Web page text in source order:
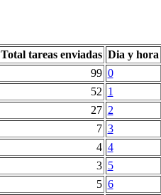
Total tareas enviadas Dia y hora
99 0
52 1
27 2
7 3
4 4
3 5
5 6